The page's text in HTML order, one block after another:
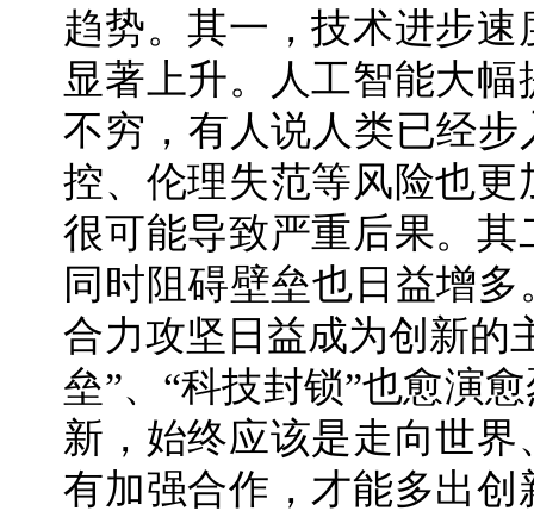
趋势。其一，技术进步
显著上升。人工智能大
不穷，有人说人类已经
控、伦理失范等风险也
很可能导致严重后果。
同时阻碍壁垒也日益增
合力攻坚日益成为创新的
垒”、“科技封锁”也愈演
新，始终应该是走向世
有加强合作，才能多出